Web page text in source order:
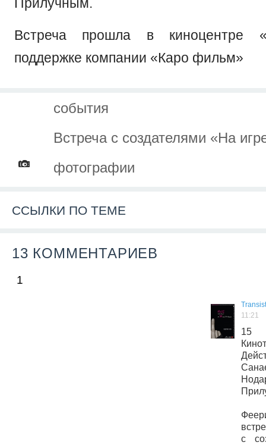
Встреча прошла в киноцентре
поддержке компании «Каро фильм»
события
Встреча с создателями «На
фотографии
ССЫЛКИ ПО ТЕМЕ
13 КОММЕНТАРИЕВ
1
11:21
15
с